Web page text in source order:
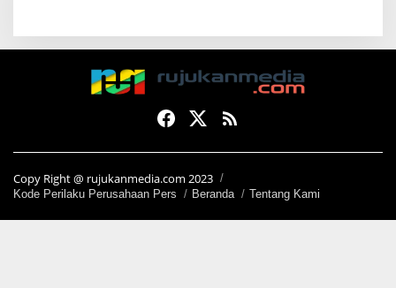
Copy Right @ rujukanmedia.com 2023
Kode Perilaku Perusahaan Pers Beranda Tentang Kami